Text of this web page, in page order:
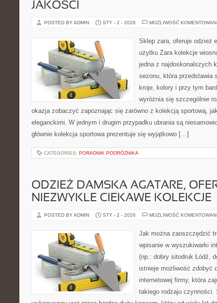
JAKOŚCI
POSTED BY ADMIN STY - 2 - 2026 MOŻLIWOŚĆ
Sklep zara, oferuje odzież
użytku Zara kolekcje
jedna z najdoskonalszych
sezonu, która przedstawia
kroje, kolory i przy tym
wyróżnia się szczególnie
okazja zobaczyć zapoznając się zarówno z kolekcją sportową,
eleganckimi. W jednym i drugim przypadku ubrania są
głównie kolekcja sportowa prezentuje się wyjątkowo […]
CATEGORIES: PORADNIK PODRÓŻNIKA
ODZIEŻ DAMSKA AGATARE,
NIEZWYKLE CIEKAWE KOLEKCJE
POSTED BY ADMIN STY - 2 - 2026 MOŻLIWOŚĆ
Jak można zaoszczędzić
wpisanie w wyszukiwarki
(np.: dobry sitodruk Łódź,
istnieje możliwość zdobyć
internetowej firmy, która
takiego rodzaju czynności.